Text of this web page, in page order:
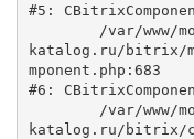
#5:
katalog.ru/bitrix/
mponent.php:683
#6:
katalog.ru/bitrix/